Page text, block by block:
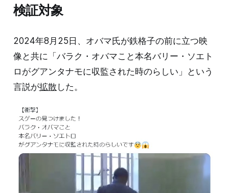
検証対象
2024年8月25日、オバマ氏が鉄格子の前に立つ映
像と共に「バラク・オバマこと本名バリー・ソエト
ロがグアンタナモに収監された時のらしい」という
言説が拡散 した。